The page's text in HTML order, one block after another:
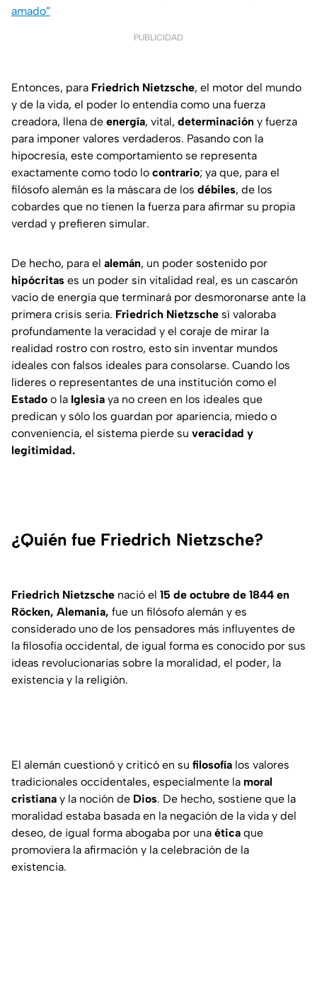
amado”
PUBLICIDAD
Entonces, para Friedrich Nietzsche, el motor del mundo
y de la vida, el poder lo entendía como una fuerza
creadora, llena de energía, vital, determinación y fuerza
para imponer valores verdaderos. Pasando con la
hipocresía, este comportamiento se representa
exactamente como todo lo contrario; ya que, para el
filósofo alemán es la máscara de los débiles, de los
cobardes que no tienen la fuerza para afirmar su propia
verdad y prefieren simular.
De hecho, para el alemán, un poder sostenido por
hipócritas es un poder sin vitalidad real, es un cascarón
vacío de energía que terminará por desmoronarse ante la
primera crisis seria. Friedrich Nietzsche sí valoraba
profundamente la veracidad y el coraje de mirar la
realidad rostro con rostro, esto sin inventar mundos
ideales con falsos ideales para consolarse. Cuando los
líderes o representantes de una institución como el
Estado o la Iglesia ya no creen en los ideales que
predican y sólo los guardan por apariencia, miedo o
conveniencia, el sistema pierde su veracidad y
legitimidad.
¿Quién fue Friedrich Nietzsche?
Friedrich Nietzsche nació el 15 de octubre de 1844 en
Röcken, Alemania, fue un filósofo alemán y es
considerado uno de los pensadores más influyentes de
la filosofía occidental, de igual forma es conocido por sus
ideas revolucionarias sobre la moralidad, el poder, la
existencia y la religión.
El alemán cuestionó y criticó en su filosofía los valores
tradicionales occidentales, especialmente la moral
cristiana y la noción de Dios. De hecho, sostiene que la
moralidad estaba basada en la negación de la vida y del
deseo, de igual forma abogaba por una ética que
promoviera la afirmación y la celebración de la
existencia.